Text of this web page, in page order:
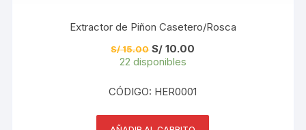
Extractor de Piñon Casetero/Rosca
S/15.00 El
precio
original
S/ 15.00.
S/ 10.00
S/ 10.00.
22 disponibles
CÓDIGO: HER0001